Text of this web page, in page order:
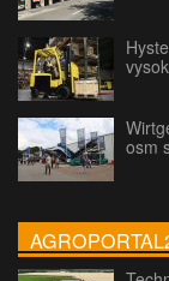
osm